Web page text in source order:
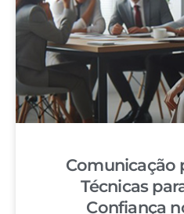
Comunicação
Técnicas
Confiança